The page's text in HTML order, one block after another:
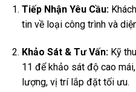
Tiếp Nhận Yêu Cầu:
tin về loại công trình và
Khảo Sát & Tư Vấn:Kỹ
11 để khảo sát độ cao
lượng, vị trí lắp đặt tối ưu.